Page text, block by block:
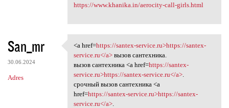
https://www.khanika.in/aerocity-call-girls.html
San_mr
30.06.2024
Adres
<a href=https://santex
<a href=https://santex-service.ru>https://santex-
service.ru</a>вызов сантехника.
вызов сантехника <a href=https://santex-
service.ru>https://santex-service.ru</a>.
срочный вызов сантехника <a
href=https://santex-service.ru>https://santex-
service.ru</a>.